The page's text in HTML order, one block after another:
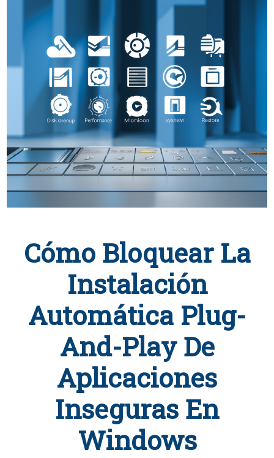
Cómo Bloquear La
Instalación
Automática Plug-
And-Play De
Aplicaciones
Inseguras En
Windows